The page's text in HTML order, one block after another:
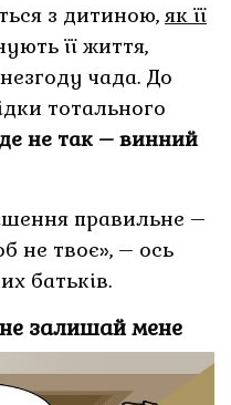
з дитиною,як її
її життя,
чада. До
тотального
не так – винний
правильне –
не твоє», – ось
батьків.
залишай мене